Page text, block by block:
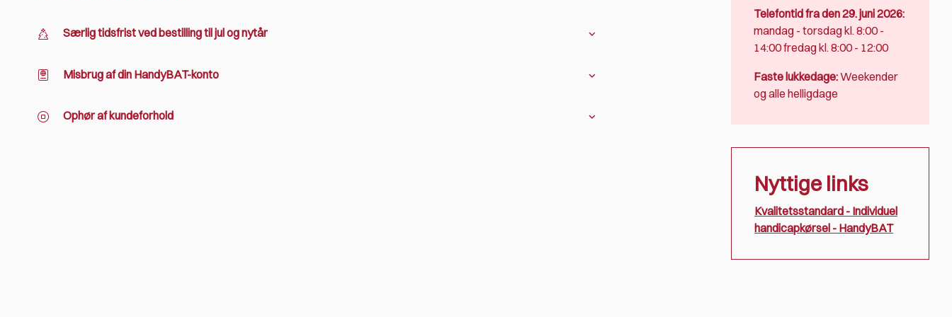
Særlig tidsfrist ved bestilling til jul og nytår
Misbrug af din HandyBAT-konto
Ophør af kundeforhold
Telefontid fra den 29. juni 2026:
mandag - torsdag kl. 8:00 -
14:00 fredag kl. 8:00 - 12:00
Faste lukkedage:Weekender
og alle helligdage
Nyttige links
Kvalitetsstandard - Individuel
handicapkørsel - HandyBAT